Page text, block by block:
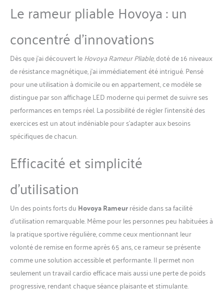
pour un entraînement
intelligent: Connectez-vous à
Bluetooth pour suivre en
d'aviron, votre progression
et les calories brûlées, et
créer des programmes
d'entraînement
personnalisés. L'application
propose plus de 1 000
parcours et jeux, pour un
double rail: Comparé aux
systèmes traditionnels à rail
unique, le double rail
une capacité de charge
allant jusqu'à 158 kg et une
longueur de rail de 165 cm, il
convient aux personnes
mesurant jusqu'à 1,93 m.
Système magnétique
silencieux: Doté d'un volant
d'inertie de 5,5 kg et d'une
résistance allant jusqu'à 32
Le rameur pliable Hovoya : un
concentré d’innovations
Dès que j’ai découvert leHovoya Rameur Pliable, doté de 16 niveaux
de résistance magnétique, j’ai immédiatement été intrigué. Pensé
pour une utilisation à domicile ou en appartement, ce modèle se
distingue par son affichage LED moderne qui permet de suivre ses
performances en temps réel. La possibilité de régler l’intensité des
exercices est un atout indéniable pour s’adapter aux besoins
spécifiques de chacun.
Efficacité et simplicité
d’utilisation
Un des points forts du Hovoya Rameurréside dans sa facilité
d’utilisation remarquable. Même pour les personnes peu habituées à
la pratique sportive régulière, comme ceux mentionnant leur
volonté de remise en forme après 65 ans, ce rameur se présente
comme une solution accessible et performante. Il permet non
seulement un travail cardio efficace mais aussi une perte de poids
progressive, rendant chaque séance plaisante et stimulante.